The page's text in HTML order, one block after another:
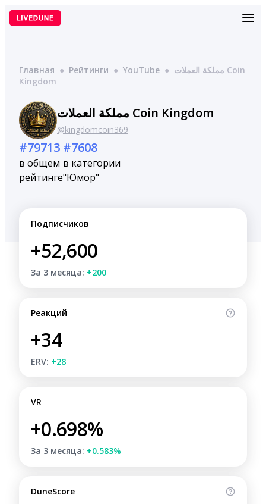
Перейти
Главная ● Рейтинги ● YouTube ● مملكة العملات Coin
Kingdom
مملكة العملات Coin Kingdom
@kingdomcoin369
#79713
в общем
рейтинге
#7608
в категории
"Юмор"
Подписчиков
+52,600
За 3 месяца: +200
Реакций
+34
ERV: +28
VR
+0.698%
За 3 месяца: +0.583%
DuneScore